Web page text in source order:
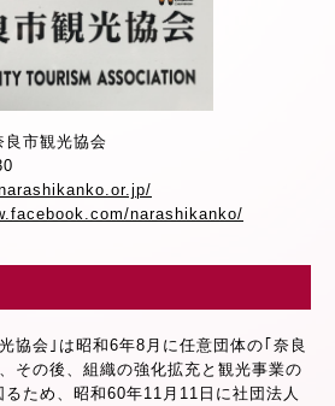
良市観光協会
narashikanko/
協会｣は昭和6年8月に任意団体の｢奈良
その後、組織の強化拡充と観光事業の
ため、昭和60年11月11日に社団法人